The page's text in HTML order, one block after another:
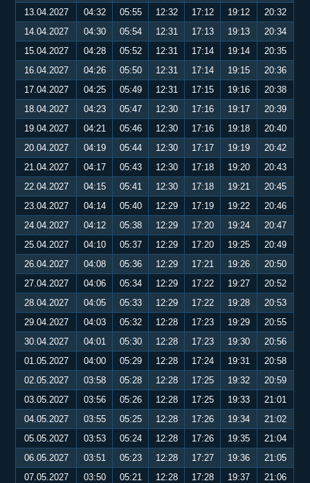
13.04.2027 04:32 05:55 12:32 17:12 19:12
20:32
14.04.2027
04:30 05:54 12:31 17:13 19:13
20:34
15.04.2027
04:28 05:52 12:31 17:14 19:14
20:35
16.04.2027
04:26 05:50 12:31 17:14 19:15
20:36
17.04.2027
04:25 05:49 12:31 17:15 19:16
20:38
18.04.2027
04:23 05:47 12:30 17:16 19:17
20:39
19.04.2027
04:21 05:46 12:30 17:16 19:18
20:40
20.04.2027
04:19 05:44 12:30 17:17 19:19
20:42
21.04.2027
04:17 05:43 12:30 17:18 19:20
20:43
22.04.2027
04:15 05:41 12:30 17:18 19:21
20:45
23.04.2027
04:14 05:40 12:29 17:19 19:22
20:46
24.04.2027
04:12 05:38 12:29 17:20 19:24
20:47
25.04.2027
04:10 05:37 12:29 17:20 19:25
20:49
26.04.2027
04:08 05:36 12:29 17:21 19:26
20:50
27.04.2027
04:06 05:34 12:29 17:22 19:27
20:52
28.04.2027
04:05 05:33 12:29 17:22 19:28
20:53
29.04.2027
04:03 05:32 12:28 17:23 19:29
20:55
30.04.2027
04:01 05:30 12:28 17:23 19:30
20:56
01.05.2027
04:00 05:29 12:28 17:24 19:31
20:58
02.05.2027
03:58 05:28 12:28 17:25 19:32
20:59
03.05.2027
03:56 05:26 12:28 17:25 19:33
21:01
04.05.2027
03:55 05:25 12:28 17:26 19:34
21:02
05.05.2027
03:53 05:24 12:28 17:26 19:35
21:04
06.05.2027
03:51 05:23 12:28 17:27 19:36
21:05
07.05.2027
03:50 05:21 12:28 17:28 19:37
21:06